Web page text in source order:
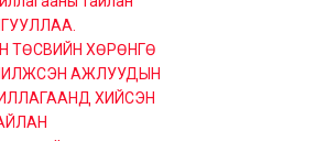
ТӨСВИЙН ХӨРӨНГӨ
АЖЛУУДЫН
ХИЙСЭН